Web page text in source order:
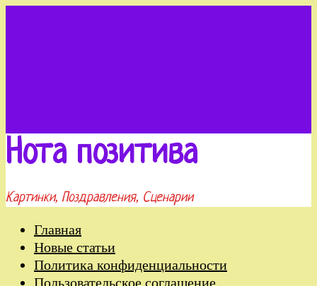
Нота позитива
Картинки, Поздравления, Сценарии
Главная
Новые статьи
Политика конфиденциальности
Пользовательское соглашение